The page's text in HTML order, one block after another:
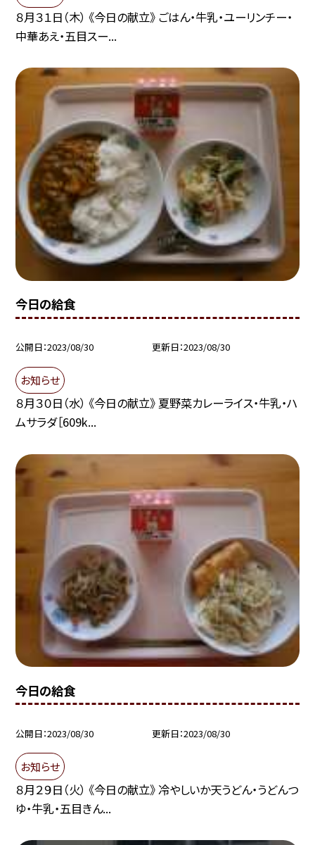
８月３１日（木） 《今日の献立》 ごはん・牛乳・ユーリンチー・
中華あえ・五目スー...
今日の給食
公開日 2023/08/30 更新日 2023/08/30
お知らせ
８月３０日（水） 《今日の献立》 夏野菜カレーライス・牛乳・ハ
ムサラダ［609k...
今日の給食
公開日 2023/08/30 更新日 2023/08/30
お知らせ
８月２９日（火） 《今日の献立》 冷やしいか天うどん・うどんつ
ゆ・牛乳・五目きん...